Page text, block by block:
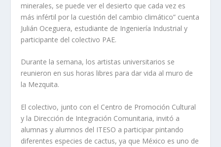
minerales, se puede ver el desierto que cada vez es
más infértil por la cuestión del cambio climático” cuenta
Julián Oceguera, estudiante de Ingeniería Industrial y
participante del colectivo PAE.
Durante la semana, los artistas universitarios se
reunieron en sus horas libres para dar vida al muro de
la Mezquita.
El colectivo, junto con el Centro de Promoción Cultural
y la Dirección de Integración Comunitaria, invitó a
alumnas y alumnos del ITESO a participar pintando
diferentes especies de cactus, ya que México es uno de